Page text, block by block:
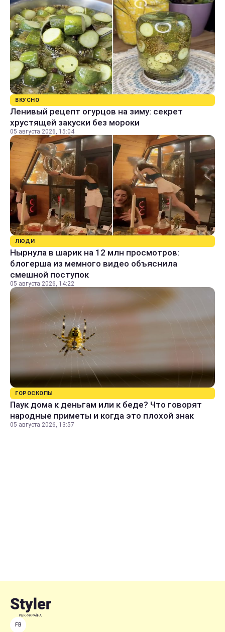
ВКУСНО
Ленивый рецепт огурцов на зиму: секрет
хрустящей закуски без мороки
05 августа 2026, 15:04
ЛЮДИ
Нырнула в шарик на 12 млн просмотров:
блогерша из мемного видео объяснила
смешной поступок
05 августа 2026, 14:22
ГОРОСКОПЫ
Паук дома к деньгам или к беде? Что говорят
народные приметы и когда это плохой знак
05 августа 2026, 13:57
FB